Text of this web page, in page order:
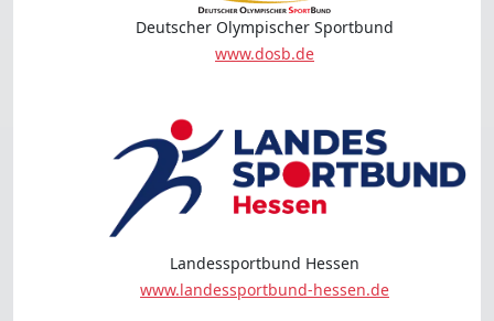
Deutscher Olympischer Sportbund
www.dosb.de
Landessportbund Hessen
www.landessportbund-hessen.de